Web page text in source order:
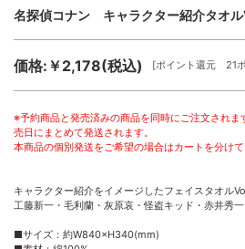
名探偵コナン キャラクター紹介タオ
価格:￥2,178(税込) [ポイント還元 21
※予約商品と発売済みの商品を同時にご注文されま
売日にまとめて発送されます。
本商品の個別発送をご希望の場合はカートを分けて
キャラクター紹介をイメージしたフェイスタオル
工藤新一・毛利蘭・灰原哀・怪盗キッド・赤井秀一
■サイズ：約W840×H340(mm)